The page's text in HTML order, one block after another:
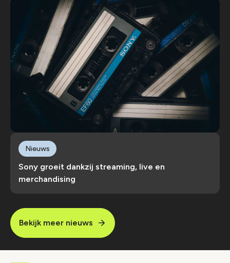
Sony groeit dankzij streaming, live en
merchandising
Nieuws
Bekijk meer nieuws